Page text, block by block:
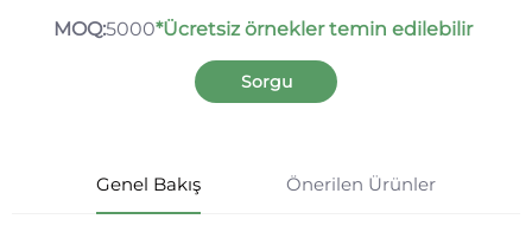
MOQ:5000*Ücretsiz örnekler temin edilebilir
Sorgu
Genel Bakış Önerilen Ürünler